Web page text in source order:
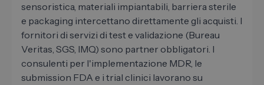
sensoristica, materiali impiantabili, barriera sterile
e packaging intercettano direttamente gli acquisti. I
fornitori di servizi di test e validazione (Bureau
Veritas, SGS, IMQ) sono partner obbligatori. I
consulenti per l'implementazione MDR, le
submission FDA e i trial clinici lavorano su